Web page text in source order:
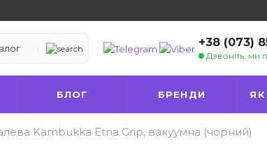
+38 (073)
Дзвоніть, ми
БЛОГ БРЕНДИ
Kambukka Etna Grip, вакуумна (чорний)